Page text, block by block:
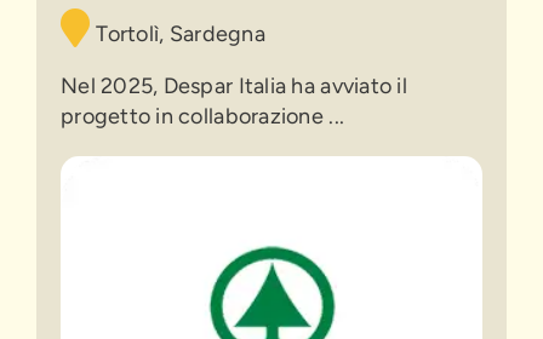
Tortolì, Sardegna
Nel 2025, Despar Italia ha avviato il
progetto in collaborazione ...